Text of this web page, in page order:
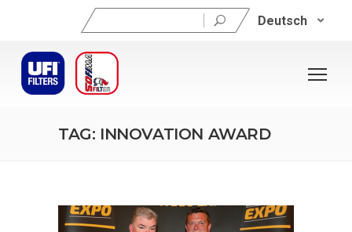
Suchen
nach:
Deutsch
TAG: INNOVATION AWARD